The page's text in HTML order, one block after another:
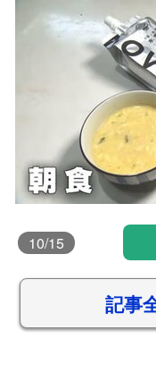
10/15
記事